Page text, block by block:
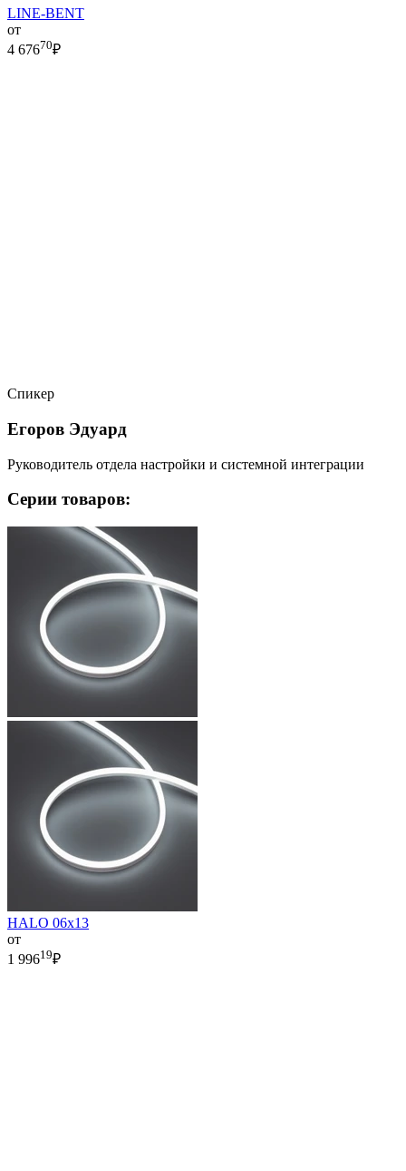
LINE-BENT
от
4 67670₽
Спикер
Егоров Эдуард
Руководитель отдела настройки и системной интеграции
Серии товаров:
HALO 06x13
от
1 99619₽